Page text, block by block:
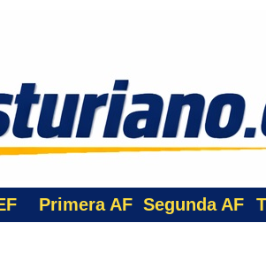
Primera AF Segunda AF